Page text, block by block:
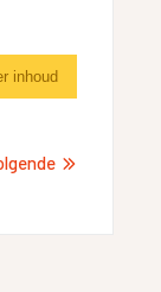
inhoud